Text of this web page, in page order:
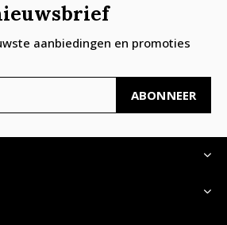
aanbiedingen en promoties
ABONNEER